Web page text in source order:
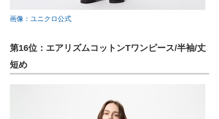
画像：ユニクロ公式
第16位：エアリズムコットンTワンピース/半袖/丈
短め